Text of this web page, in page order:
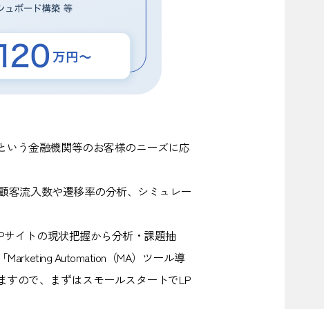
う金融機関等のお客様のニーズに応
客流入数や遷移率の分析、シミュレー
イトの現状把握から分析・課題抽
Automation（MA）ツール導
ので、まずはスモールスタートでLP